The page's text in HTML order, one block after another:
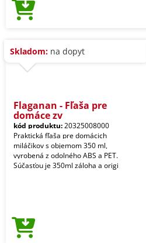
Skladom: na dopyt
Flaganan - Fľaša pre
domáce zv
kód produktu:20325008000
Praktická fľaša pre domácich
miláčikov s objemom 350 ml,
vyrobená z odolného ABS a PET.
Súčasťou je 350ml záloha a origi